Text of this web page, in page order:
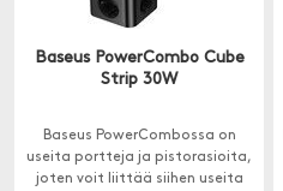
Baseus PowerCombo Cube
Strip 30W
Baseus PowerCombossa on
useita portteja ja pistorasioita,
joten voit liittää siihen useita